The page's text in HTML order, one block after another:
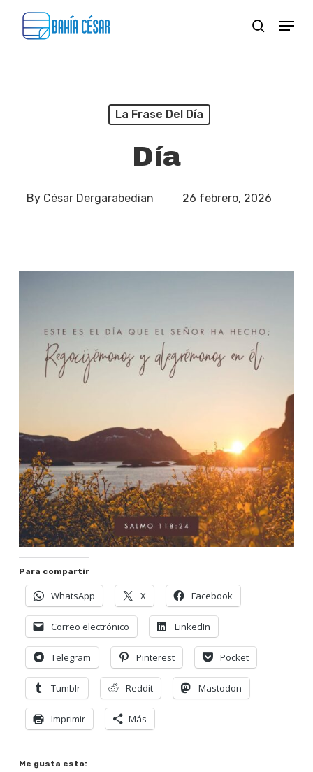
search
Menu
La Frase Del Día
Día
By César Dergarabedian 26 febrero, 2026
Para compartir
WhatsApp X Facebook
Correo electrónico LinkedIn
Telegram Pinterest Pocket
Tumblr Reddit Mastodon
Imprimir Más
Me gusta esto: